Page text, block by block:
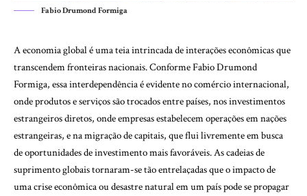
Fabio Drumond Formiga
A economia global é uma teia intrincada de interações econômicas que
transcendem fronteiras nacionais. ConformeFabio Drumond
Formiga, essa interdependência é evidente no comércio internacional,
onde produtos e serviços são trocados entre países, nos investimentos
estrangeiros diretos, onde empresas estabelecem operações em nações
estrangeiras, e na migração de capitais, que flui livremente em busca
de oportunidades de investimento mais favoráveis. As cadeias de
suprimento globais tornaram-se tão entrelaçadas que o impacto de
uma crise econômica ou desastre natural em um país pode se propagar